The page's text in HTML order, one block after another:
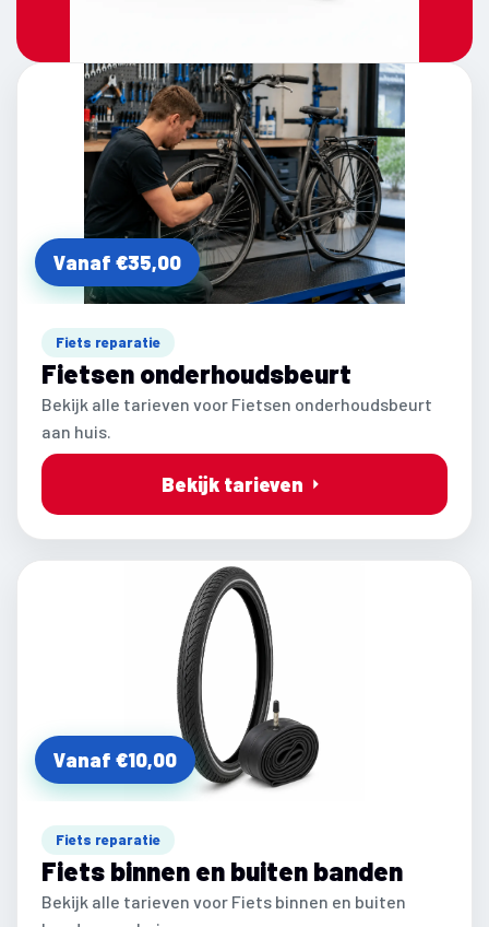
Vanaf €35,00
Fiets reparatie
Fietsen onderhoudsbeurt
Bekijk alle tarieven voor Fietsen onderhoudsbeurt
aan huis.
Bekijk tarieven
Vanaf €10,00
Fiets reparatie
Fiets binnen en buiten banden
Bekijk alle tarieven voor Fiets binnen en buiten